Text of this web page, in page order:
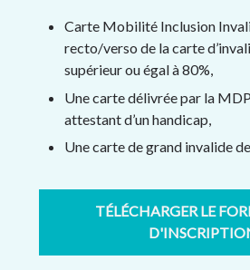
Carte Mobilité Inclusion
recto/verso de la carte
supérieur ou égal à 80%,
Une carte délivrée par la
attestant d’un handicap,
Une carte de grand invalide
TÉLÉCHARGER LE